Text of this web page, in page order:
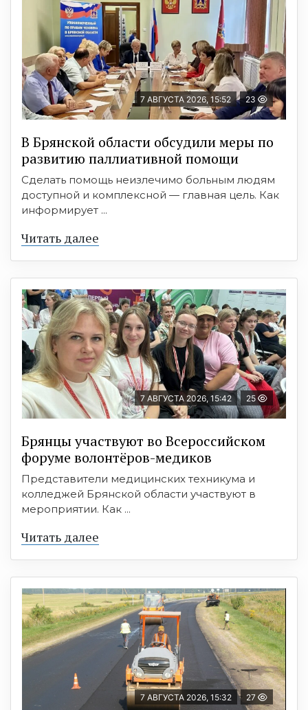
7 АВГУСТА 2026, 15:52 23
В Брянской области обсудили меры по
развитию паллиативной помощи
Сделать помощь неизлечимо больным людям
доступной и комплексной — главная цель. Как
информирует ...
Читать далее
7 АВГУСТА 2026, 15:42 25
Брянцы участвуют во Всероссийском
форуме волонтёров-медиков
Представители медицинских техникума и
колледжей Брянской области участвуют в
мероприятии. Как ...
Читать далее
7 АВГУСТА 2026, 15:32 27